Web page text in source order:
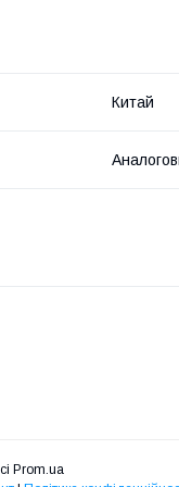
Китай
Prom.ua